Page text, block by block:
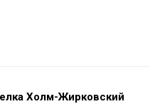
Холм-Жирковский